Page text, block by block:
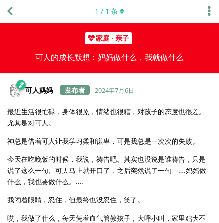
家庭 · 亲子
可人的成长默想：妈妈做什么，我就做什么
1 / 1 条
可人妈妈 2024年7月6日
最近生活很忙碌，身体很累，情绪也很糟，对孩子的态度也很差。
尤其是对可人。
神总是借着可人让我学习柔和谦卑，可是我总是一次次的失败。
今天在吃晚饭的时候，我说，祷告吧。其实也没说是谁祷告，只是
说了这么一句。可人马上就开口了，之后突然说了一句：….妈妈做
什么，我也要做什么。….
我闭着眼睛，忍住，但最终也没忍住，笑了。
哎，我做了什么，每天凭着血气管教孩子，大呼小叫，家里鸡犬不